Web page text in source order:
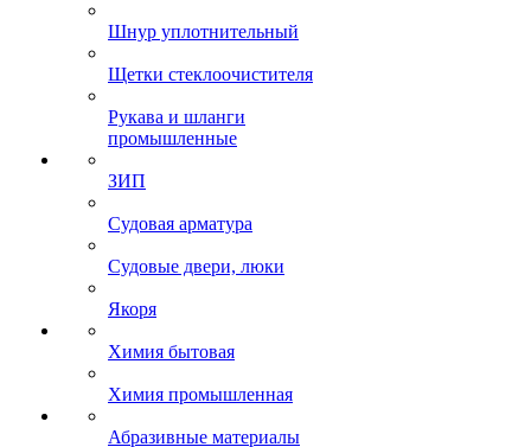
Шнур уплотнительный
Щетки стеклоочистителя
Рукава и шланги
промышленные
ЗИП
Судовая арматура
Судовые двери, люки
Якоря
Химия бытовая
Химия промышленная
Абразивные материалы